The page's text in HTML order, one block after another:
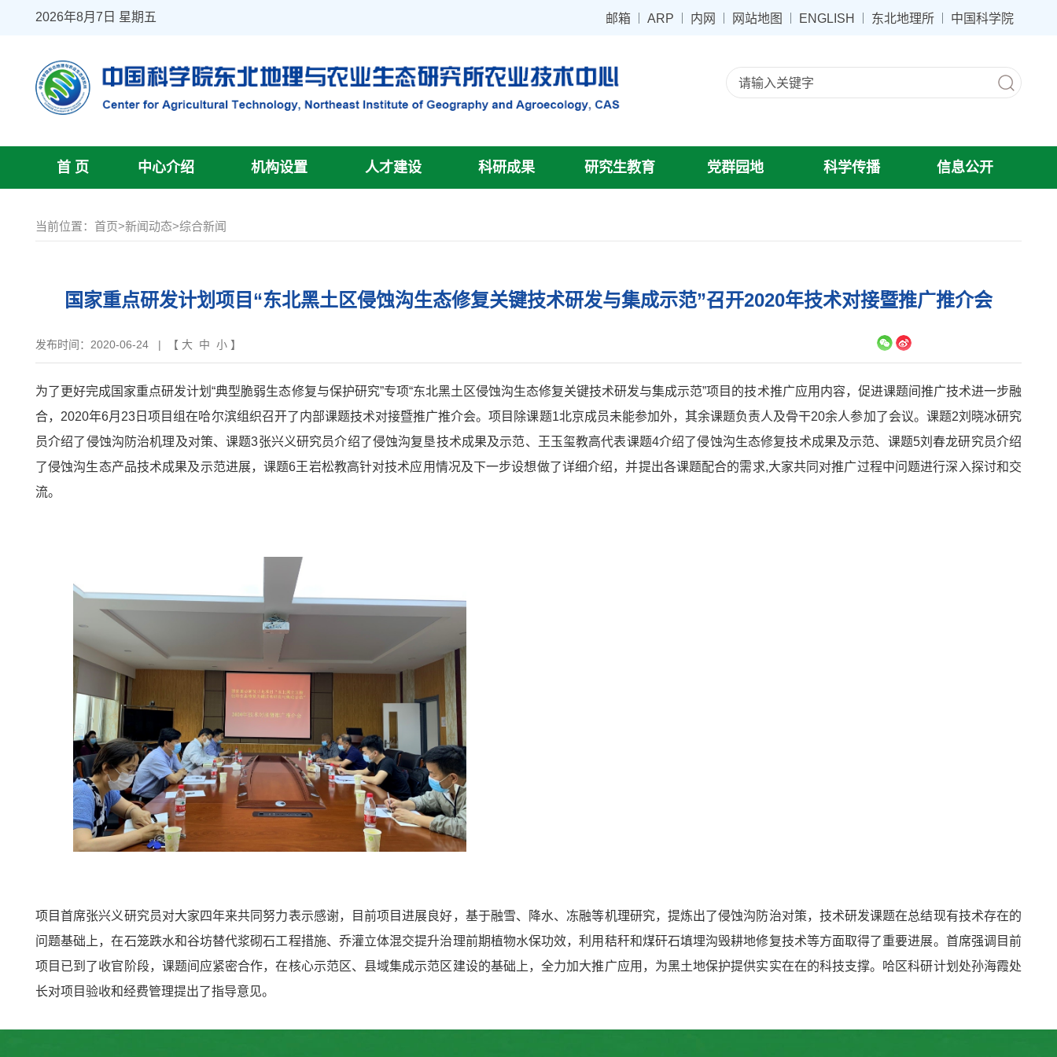
2026年8月7日 星期五 邮箱 ARP 内网 网站地图 ENGLISH 东北地理所 中国科学院
首 页 中心介绍 机构设置 人才建设 科研成果 研究生教育 党群园地 科学传播 信息公开
当前位置： 首页>新闻动态>综合新闻
国家重点研发计划项目“东北黑土区侵蚀沟生态修复关键技术研发与集成示范”召开2020年技术对接暨推广推介会
发布时间：2020-06-24 | 【 大 中 小 】
为了更好完成国家重点研发计划“典型脆弱生态修复与保护研究”专项“东北黑土区侵蚀沟生态修复关键技术研发与集成示范”项目的技术推广应用内容，促进课题间推广技术进一步融
合，2020年6月23日项目组在哈尔滨组织召开了内部课题技术对接暨推广推介会。项目除课题1北京成员未能参加外，其余课题负责人及骨干20余人参加了会议。课题2刘晓冰研究
员介绍了侵蚀沟防治机理及对策、课题3张兴义研究员介绍了侵蚀沟复垦技术成果及示范、王玉玺教高代表课题4介绍了侵蚀沟生态修复技术成果及示范、课题5刘春龙研究员介绍
了侵蚀沟生态产品技术成果及示范进展，课题6王岩松教高针对技术应用情况及下一步设想做了详细介绍，并提出各课题配合的需求,大家共同对推广过程中问题进行深入探讨和交
流。
项目首席张兴义研究员对大家四年来共同努力表示感谢，目前项目进展良好，基于融雪、降水、冻融等机理研究，提炼出了侵蚀沟防治对策，技术研发课题在总结现有技术存在的
问题基础上，在石笼跌水和谷坊替代浆砌石工程措施、乔灌立体混交提升治理前期植物水保功效，利用秸秆和煤矸石填埋沟毁耕地修复技术等方面取得了重要进展。首席强调目前
项目已到了收官阶段，课题间应紧密合作，在核心示范区、县域集成示范区建设的基础上，全力加大推广应用，为黑土地保护提供实实在在的科技支撑。哈区科研计划处孙海霞处
长对项目验收和经费管理提出了指导意见。